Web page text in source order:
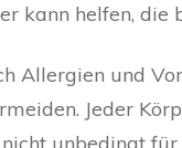
kann helfen, die
Allergien und
Jeder